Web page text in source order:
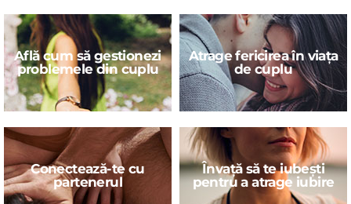
Află cum să gestionezi
problemele din cuplu
Atrage fericirea în viața
de cuplu
Conectează-te cu
partenerul
Învață să te iubești
pentru a atrage iubire